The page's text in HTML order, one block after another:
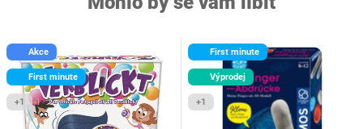
Akce
First minute
+1
First minute
Výprodej
+1